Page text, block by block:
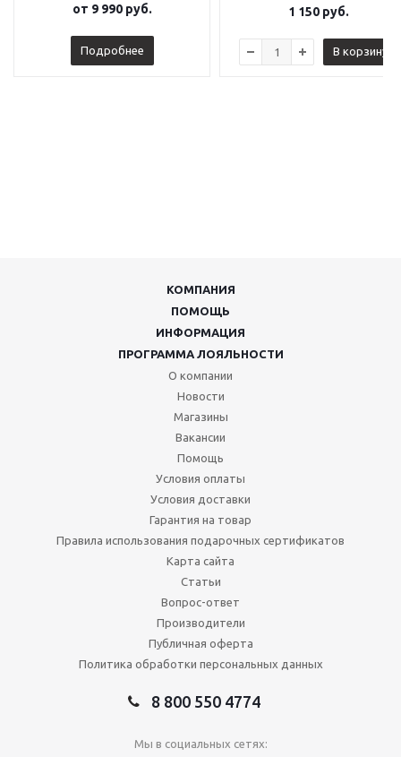
от 9 990 руб.
Подробнее
1 150руб.
В корзину
КОМПАНИЯ
ПОМОЩЬ
ИНФОРМАЦИЯ
ПРОГРАММА ЛОЯЛЬНОСТИ
О компании
Новости
Магазины
Вакансии
Помощь
Условия оплаты
Условия доставки
Гарантия на товар
Правила использования подарочных сертификатов
Карта сайта
Статьи
Вопрос-ответ
Производители
Публичная оферта
Политика обработки персональных данных
8 800 550 4774
Мы в социальных сетях: